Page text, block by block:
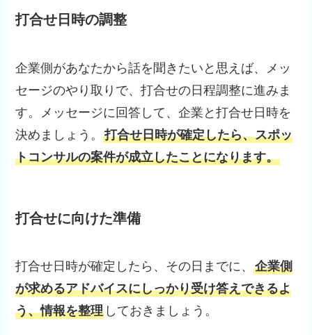
打合せ日時の調整
企業側があなたから話を聞きたいと思えば、メッ
セージのやり取りで、打合せの日程調整に進みま
す。メッセージに回答して、企業と打合せ日時を
決めましょう。打合せ日時が確定したら、スポッ
トコンサルの案件が成立したことになります。
打合せに向けた準備
打合せ日時が確定したら、その日までに、企業側
が求めるアドバイスにしっかり受け答えできるよ
う、情報を整理 しておきましょう。